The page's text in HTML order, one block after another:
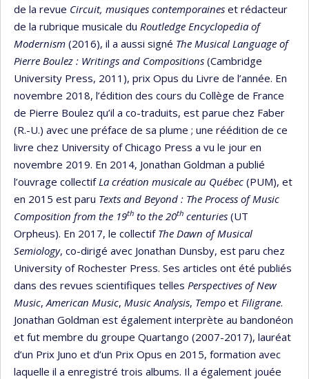
de la revue Circuit, musiques contemporaines et rédacteur
de la rubrique musicale du Routledge Encyclopedia of
Modernism (2016), il a aussi signé The Musical Language of
Pierre Boulez : Writings and Compositions (Cambridge
University Press, 2011), prix Opus du Livre de l’année. En
novembre 2018, l’édition des cours du Collège de France
de Pierre Boulez qu’il a co-traduits, est parue chez Faber
(R.-U.) avec une préface de sa plume ; une réédition de ce
livre chez University of Chicago Press a vu le jour en
novembre 2019. En 2014, Jonathan Goldman a publié
l’ouvrage collectifLa création musicale au Québec (PUM), et
en 2015 est paru Texts and Beyond : The Process of Music
Composition from the 19th to the 20th centuries (UT
Orpheus). En 2017, le collectif The Dawn of Musical
Semiology, co-dirigé avec Jonathan Dunsby, est paru chez
University of Rochester Press. Ses articles ont été publiés
dans des revues scientifiques telles Perspectives of New
Music,American Music, Music Analysis, Tempo et Filigrane.
Jonathan Goldman est également interprète au bandonéon
et fut membre du groupe Quartango (2007-2017), lauréat
d’un Prix Juno et d’un Prix Opus en 2015, formation avec
laquelle il a enregistré trois albums. Il a également jouée